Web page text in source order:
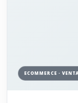
ECOMMERCE ·